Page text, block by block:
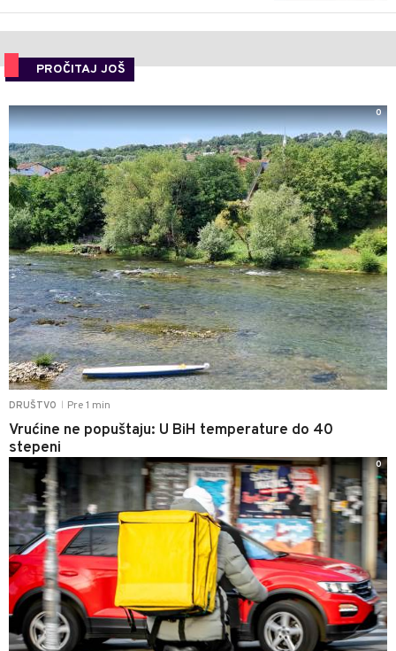
PROČITAJ JOŠ
DRUŠTVO Pre 1 min
Vrućine ne popuštaju: U BiH temperature do 40
stepeni
0
0